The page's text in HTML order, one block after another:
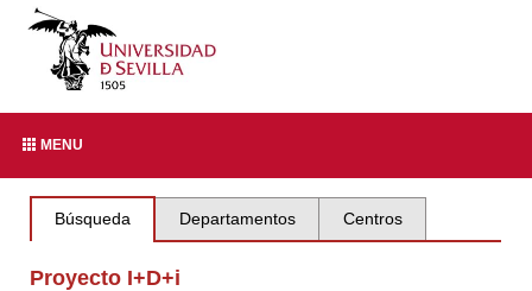
MENU
Búsqueda Departamentos Centros
Proyecto I+D+i